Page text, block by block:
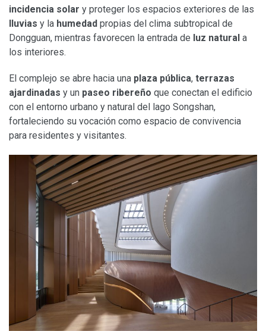
incidencia solar y proteger los espacios exteriores de las
lluvias y la humedad propias del clima subtropical de
Dongguan, mientras favorecen la entrada de luz natural a
los interiores.
El complejo se abre hacia una plaza pública, terrazas
ajardinadas y un paseo ribereño que conectan el edificio
con el entorno urbano y natural del lago Songshan,
fortaleciendo su vocación como espacio de convivencia
para residentes y visitantes.